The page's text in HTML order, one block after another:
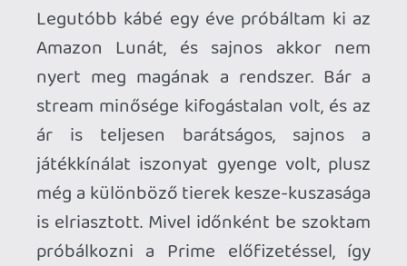
Először is, egyre több országban érhető
el a szolgáltatás. USA-n és Kanadán kívül
most már 8 különböző európai
országban is lehet lunázni;
Magyarországon még mindig nem.
Sajnos, mivel nincs dedikált amazon
storefront az országban, így nem is
igazán várható luna bevezetés egyelőre -
én legalábbis nem reménykednék egy
globális bővítésben. Kár érte, mert
amúgy kezd formát ölteni a dolog, és
határozottan jó irányba halad!